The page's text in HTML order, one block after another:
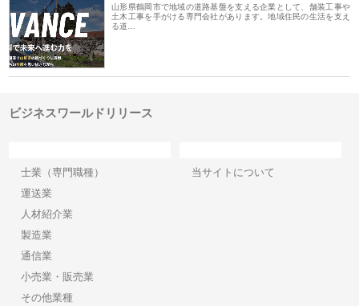
山形県鶴岡市で地域の道路基盤を支える企業として、舗装工事や
土木工事を手がける専門会社があります。地域住民の生活を支え
る道…
ビジネスワールドリリース
士業（専門職種）
運送業
人材紹介業
製造業
通信業
小売業・販売業
その他業種
当サイトについて